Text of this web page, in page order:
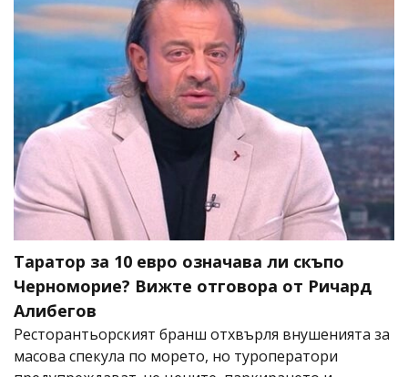
Таратор за 10 евро означава ли скъпо
Черноморие? Вижте отговора от Ричард
Алибегов
Ресторантьорският бранш отхвърля внушенията за
масова спекула по морето, но туроператори